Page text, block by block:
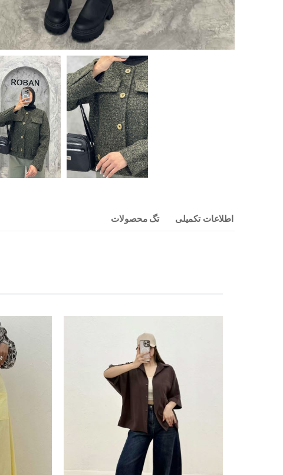
اطلاعات تکمیلی تگ محصولات